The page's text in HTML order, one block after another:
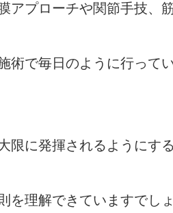
アプローチや関節手技、
術で毎日のように行って
限に発揮されるようにす
を理解できていますでし